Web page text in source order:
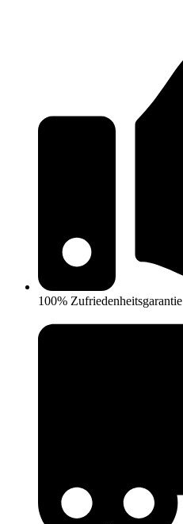
100% Zufriedenheitsgarantie